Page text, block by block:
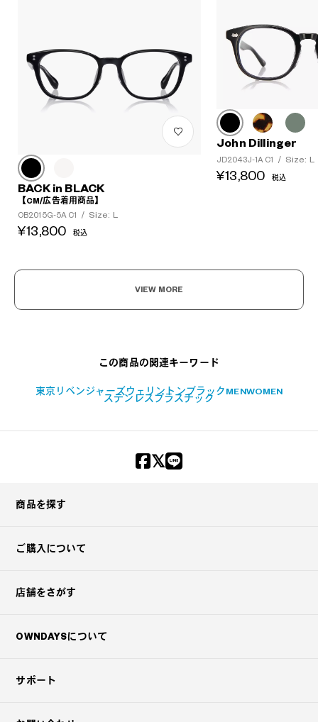
BACK in BLACK
【CM/広告着用商品】
OB2015G-5A C1
/ Size: L
¥13,800 税込
John Dillinger
JD2043J-1A C1 / Size: L
¥13,800 税込
VIEW MORE
この商品の関連キーワード
東京リベンジャーズ ウェリントンブラック MENWOMEN
ステンレス プラスチック
+¥0
商品を探す
ご購入について
店舗をさがす
OWNDAYSについて
サポート